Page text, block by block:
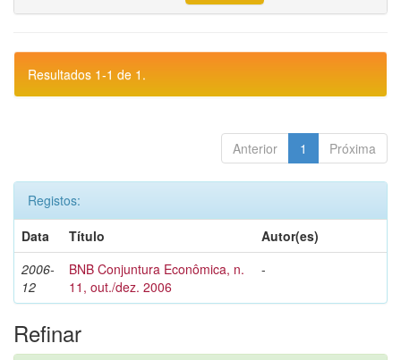
Resultados 1-1 de 1.
Anterior 1 Próxima
Registos:
Data
Título
Autor(es)
2006-
12
BNB Conjuntura Econômica, n.
11, out./dez. 2006
-
Refinar